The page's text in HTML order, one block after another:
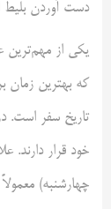
دست آوردن بلیط
یکی از مهم‌ترین
تاریخ سفر است.
خود قرار دارند.
چهارشنبه)